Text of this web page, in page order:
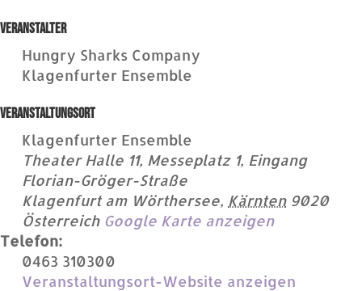
Veranstalter
Hungry Sharks Company
Klagenfurter Ensemble
Veranstaltungsort
Klagenfurter Ensemble
Theater Halle 11, Messeplatz 1, Eingang
Florian-Gröger-Straße
Klagenfurt am Wörthersee, Kärnten 9020
Österreich Google Karte anzeigen
Telefon:
0463 310300
Veranstaltungsort-Website anzeigen